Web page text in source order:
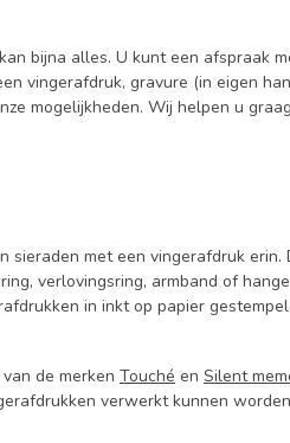
bijna alles. U kunt een afspraak
vingerafdruk, gravure (in eigen
mogelijkheden. Wij helpen u
met een vingerafdruk
verlovingsring, armband of
in inkt op papier
de merken Touché en Silent
verwerkt kunnen